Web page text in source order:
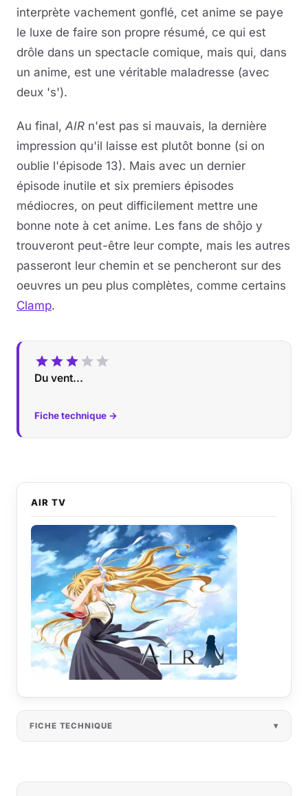
interprète vachement gonflé, cet anime se paye
le luxe de faire son propre résumé, ce qui est
drôle dans un spectacle comique, mais qui, dans
un anime, est une véritable maladresse (avec
deux 's').
Au final, AIR n'est pas si mauvais, la dernière
impression qu'il laisse est plutôt bonne (si on
oublie l'épisode 13). Mais avec un dernier
épisode inutile et six premiers épisodes
médiocres, on peut difficilement mettre une
bonne note à cet anime. Les fans de shôjo y
trouveront peut-être leur compte, mais les autres
passeront leur chemin et se pencheront sur des
oeuvres un peu plus complètes, comme certains
Clamp.
Du vent...
Fiche technique →
AIR TV
FICHE TECHNIQUE